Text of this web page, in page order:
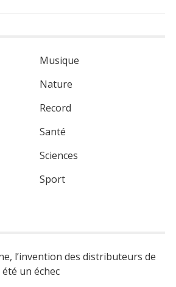
Musique
Nature
Record
Santé
Sciences
Sport
l’invention des distributeurs de
un échec